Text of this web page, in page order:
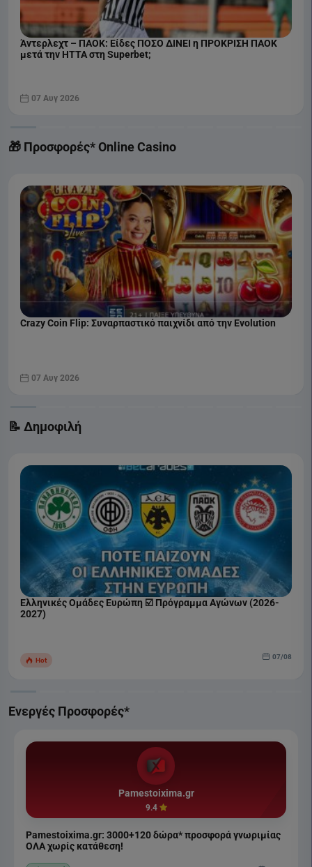
Άντερλεχτ – ΠΑΟΚ: Είδες ΠΟΣΟ ΔΙΝΕΙ η ΠΡΟΚΡΙΣΗ ΠΑΟΚ
μετά την ΗΤΤΑ στη Superbet;
07 Αυγ 2026
🎁 Προσφορές* Online Casino
Crazy Coin Flip: Συναρπαστικό παιχνίδι από την Evolution
07 Αυγ 2026
📝 Δημοφιλή
Ελληνικές Ομάδες Ευρώπη ☑️ Πρόγραμμα Αγώνων (2026-
2027)
Hot 07/08
Ενεργές Προσφορές*
Pamestoixima.gr
9.4
Pamestoixima.gr: 3000+120 δώρα* προσφορά γνωριμίας
ΟΛΑ χωρίς κατάθεση!